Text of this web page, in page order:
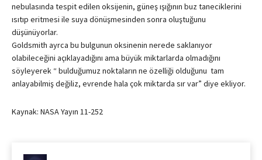
nebulasında tespit edilen oksijenin, güneş ışığının buz taneciklerini
ısıtıp eritmesi ile suya dönüşmesinden sonra oluştuğunu
düşünüyorlar.
Goldsmith ayrca bu bulgunun oksinenin nerede saklanıyor
olabileceğini açıklayadığını ama büyük miktarlarda olmadığını
söyleyerek “ bulduğumuz noktaların ne özelliği olduğunu tam
anlayabilmiş değiliz, evrende hala çok miktarda sır var” diye ekliyor.
Kaynak: NASA Yayın 11-252